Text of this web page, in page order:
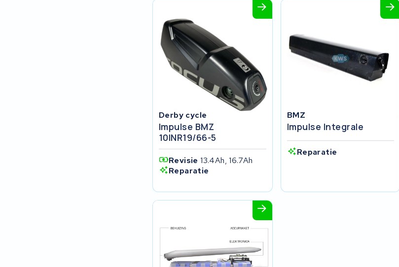
Derby cycle
Impulse BMZ
10INR19/66-5
Revisie13.4Ah, 16.7Ah
Reparatie
BMZ
Impulse Integrale
Reparatie